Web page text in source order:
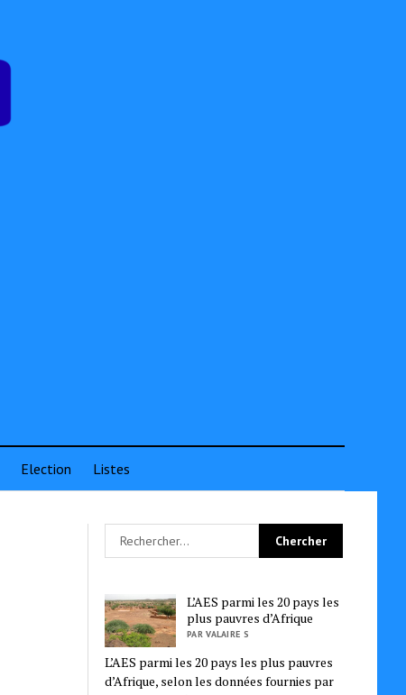
Election Listes
L’AES parmi les 20 pays les
plus pauvres d’Afrique
PAR VALAIRE S
L’AES parmi les 20 pays les plus pauvres
d’Afrique, selon les données fournies par